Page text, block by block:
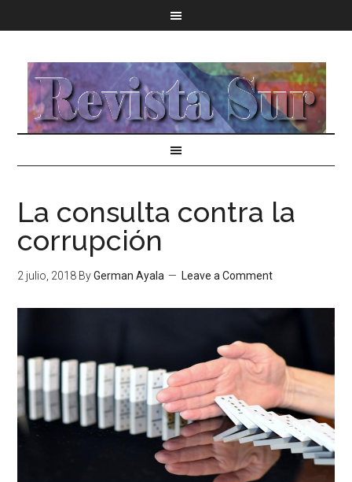
La consulta contra la
corrupción
2 julio, 2018 ByGerman Ayala Leave a Comment